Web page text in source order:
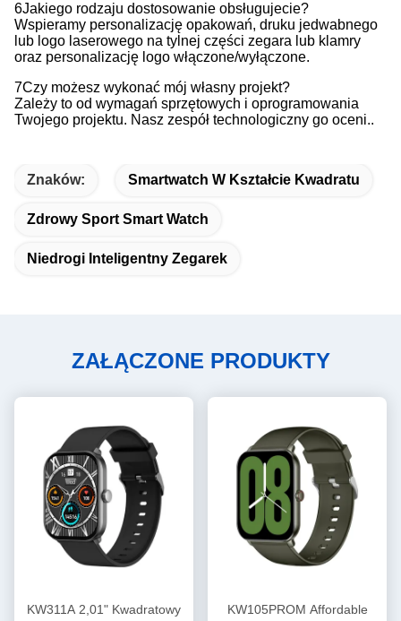
6Jakiego rodzaju dostosowanie obsługujecie?
Wspieramy personalizację opakowań, druku jedwabnego
lub logo laserowego na tylnej części zegara lub klamry
oraz personalizację logo włączone/wyłączone.
7Czy możesz wykonać mój własny projekt?
Zależy to od wymagań sprzętowych i oprogramowania
Twojego projektu. Nasz zespół technologiczny go oceni..
Znaków: Smartwatch W Kształcie Kwadratu
Zdrowy Sport Smart Watch
Niedrogi Inteligentny Zegarek
ZAŁĄCZONE PRODUKTY
KW311A 2,01" Kwadratowy
KW105PROM Affordable